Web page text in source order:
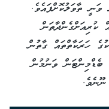
1ވަނަ ދުވަހަށް ވަނީ ތާވަލުކޮށްފައެވެ.
ކުރިއަށްގެންދާތަން
ހަރަކާތްތައް ގާތުން
ބެޑްމިންޓަން ވަނުމުން